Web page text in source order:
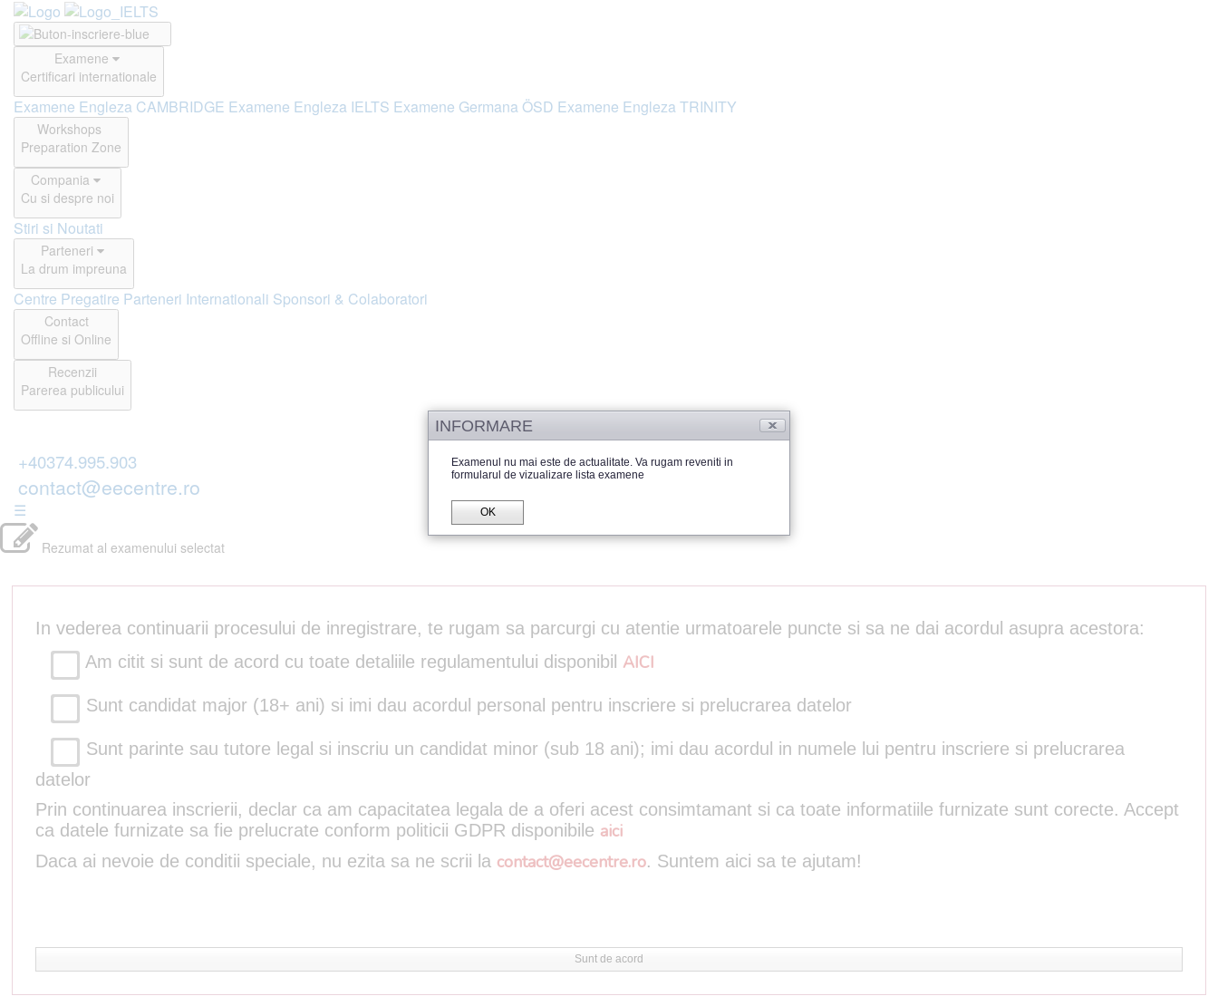
Examene
Certificari internationale
Examene Engleza CAMBRIDGE Examene Engleza IELTS Examene Germana ÖSD Examene Engleza TRINITY
Workshops
Preparation Zone
Compania
Cu si despre noi
Stiri si Noutati
Parteneri
La drum impreuna
Centre Pregatire Parteneri Internationali Sponsori & Colaboratori
Contact
Offline si Online
Recenzii
Parerea publicului
+40374.995.903
contact@eecentre.ro
☰
Rezumat al examenului selectat
In vederea continuarii procesului de inregistrare, te rugam sa parcurgi cu atentie urmatoarele puncte si sa ne dai acordul asupra acestora:
Am citit si sunt de acord cu toate detaliile regulamentului disponibil AICI
Sunt candidat major (18+ ani) si imi dau acordul personal pentru inscriere si prelucrarea datelor
Sunt parinte sau tutore legal si inscriu un candidat minor (sub 18 ani); imi dau acordul in numele lui pentru inscriere si prelucrarea
datelor
Prin continuarea inscrierii, declar ca am capacitatea legala de a oferi acest consimtamant si ca toate informatiile furnizate sunt corecte. Accept
ca datele furnizate sa fie prelucrate conform politicii GDPR disponibile aici
Daca ai nevoie de conditii speciale, nu ezita sa ne scrii la contact@eecentre.ro. Suntem aici sa te ajutam!
Sunt de acord
INFORMARE
Examenul nu mai este de actualitate. Va rugam reveniti in
formularul de vizualizare lista examene
OK